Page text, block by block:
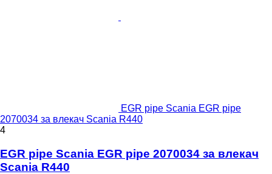
EGR pipe Scania EGR pipe
2070034 за влекач Scania R440
4
EGR pipe Scania EGR pipe 2070034 за влекач
Scania R440